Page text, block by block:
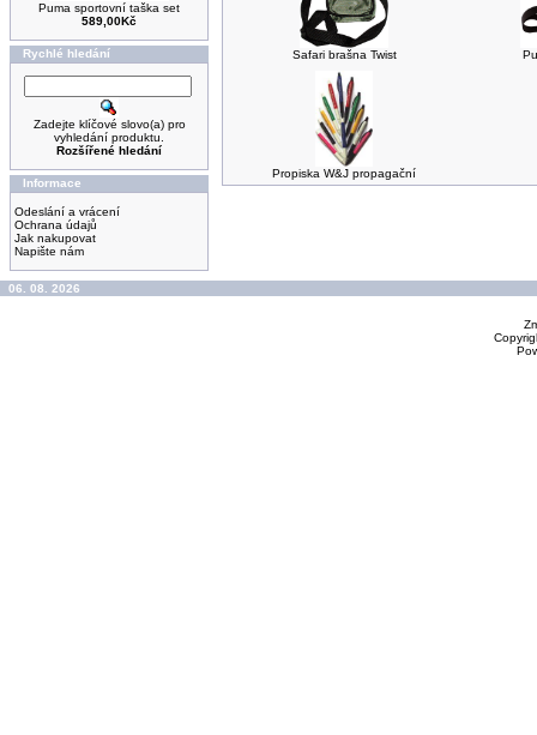
Puma sportovní taška set
589,00Kč
Rychlé hledání
Zadejte klíčové slovo(a) pro
vyhledání produktu.
Rozšířené hledání
Informace
Odeslání a vrácení
Ochrana údajů
Jak nakupovat
Napište nám
Safari brašna Twist
Propiska W&J propagační
06. 08. 2026